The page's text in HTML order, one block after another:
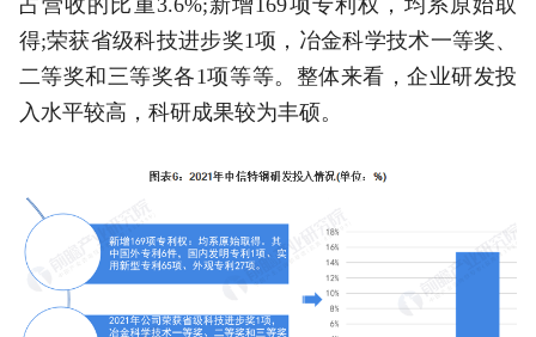
占营收的比重3.6%;新增169项专利权，均系原始取
得;荣获省级科技进步奖1项，冶金科学技术一等奖、
二等奖和三等奖各1项等等。整体来看，企业研发投
入水平较高，科研成果较为丰硕。